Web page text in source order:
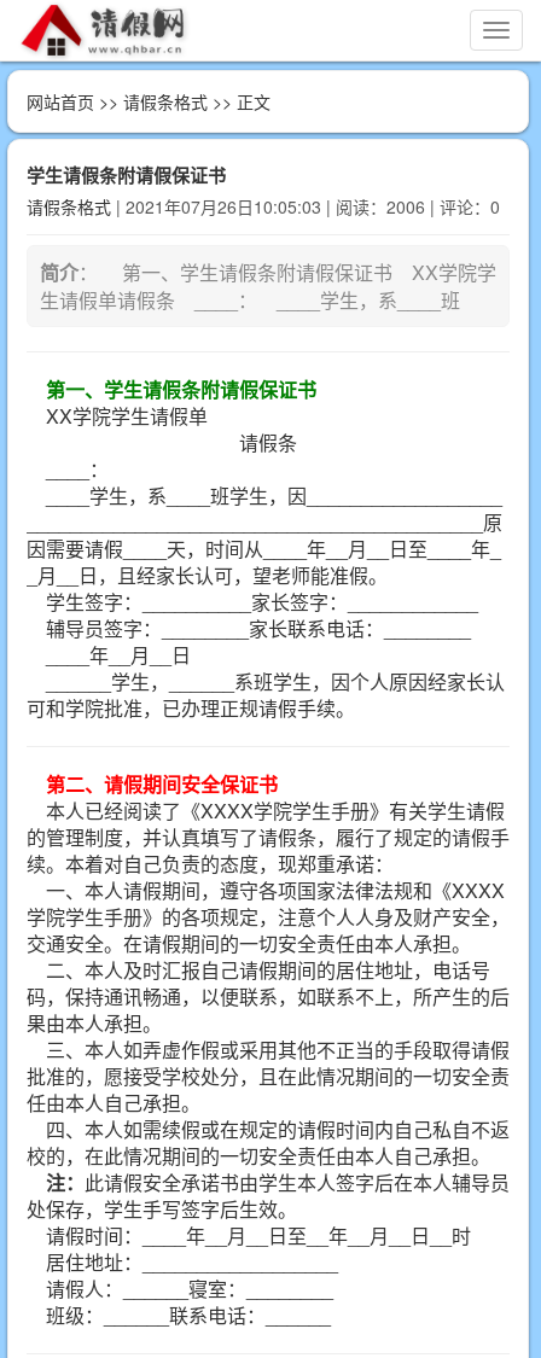
切
换
网站首页 >> 请假条格式 >> 正文
学生请假条附请假保证书
请假条格式 | 2021年07月26日10:05:03 | 阅读：2006 | 评论：0
简介： 第一、学生请假条附请假保证书 XX学院学
生请假单请假条 ____： ____学生，系____班
第一、学生请假条附请假保证书
XX学院学生请假单
请假条
____：
____学生，系____班学生，因__________________
__________________________________________原
因需要请假____天，时间从____年__月__日至____年_
_月__日，且经家长认可，望老师能准假。
学生签字：__________家长签字：____________
辅导员签字：________家长联系电话：________
____年__月__日
______学生，______系班学生，因个人原因经家长认
可和学院批准，已办理正规请假手续。
第二、请假期间安全保证书
本人已经阅读了《XXXX学院学生手册》有关学生请假
的管理制度，并认真填写了请假条，履行了规定的请假手
续。本着对自己负责的态度，现郑重承诺：
一、本人请假期间，遵守各项国家法律法规和《XXXX
学院学生手册》的各项规定，注意个人人身及财产安全，
交通安全。在请假期间的一切安全责任由本人承担。
二、本人及时汇报自己请假期间的居住地址，电话号
码，保持通讯畅通，以便联系，如联系不上，所产生的后
果由本人承担。
三、本人如弄虚作假或采用其他不正当的手段取得请假
批准的，愿接受学校处分，且在此情况期间的一切安全责
任由本人自己承担。
四、本人如需续假或在规定的请假时间内自己私自不返
校的，在此情况期间的一切安全责任由本人自己承担。
注： 此请假安全承诺书由学生本人签字后在本人辅导员
处保存，学生手写签字后生效。
请假时间：____年__月__日至__年__月__日__时
居住地址：__________________
请假人：______寝室：________
班级：______联系电话：______